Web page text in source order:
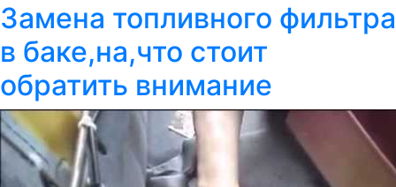
Замена топливного фильтра
в баке,на,что стоит
обратить внимание